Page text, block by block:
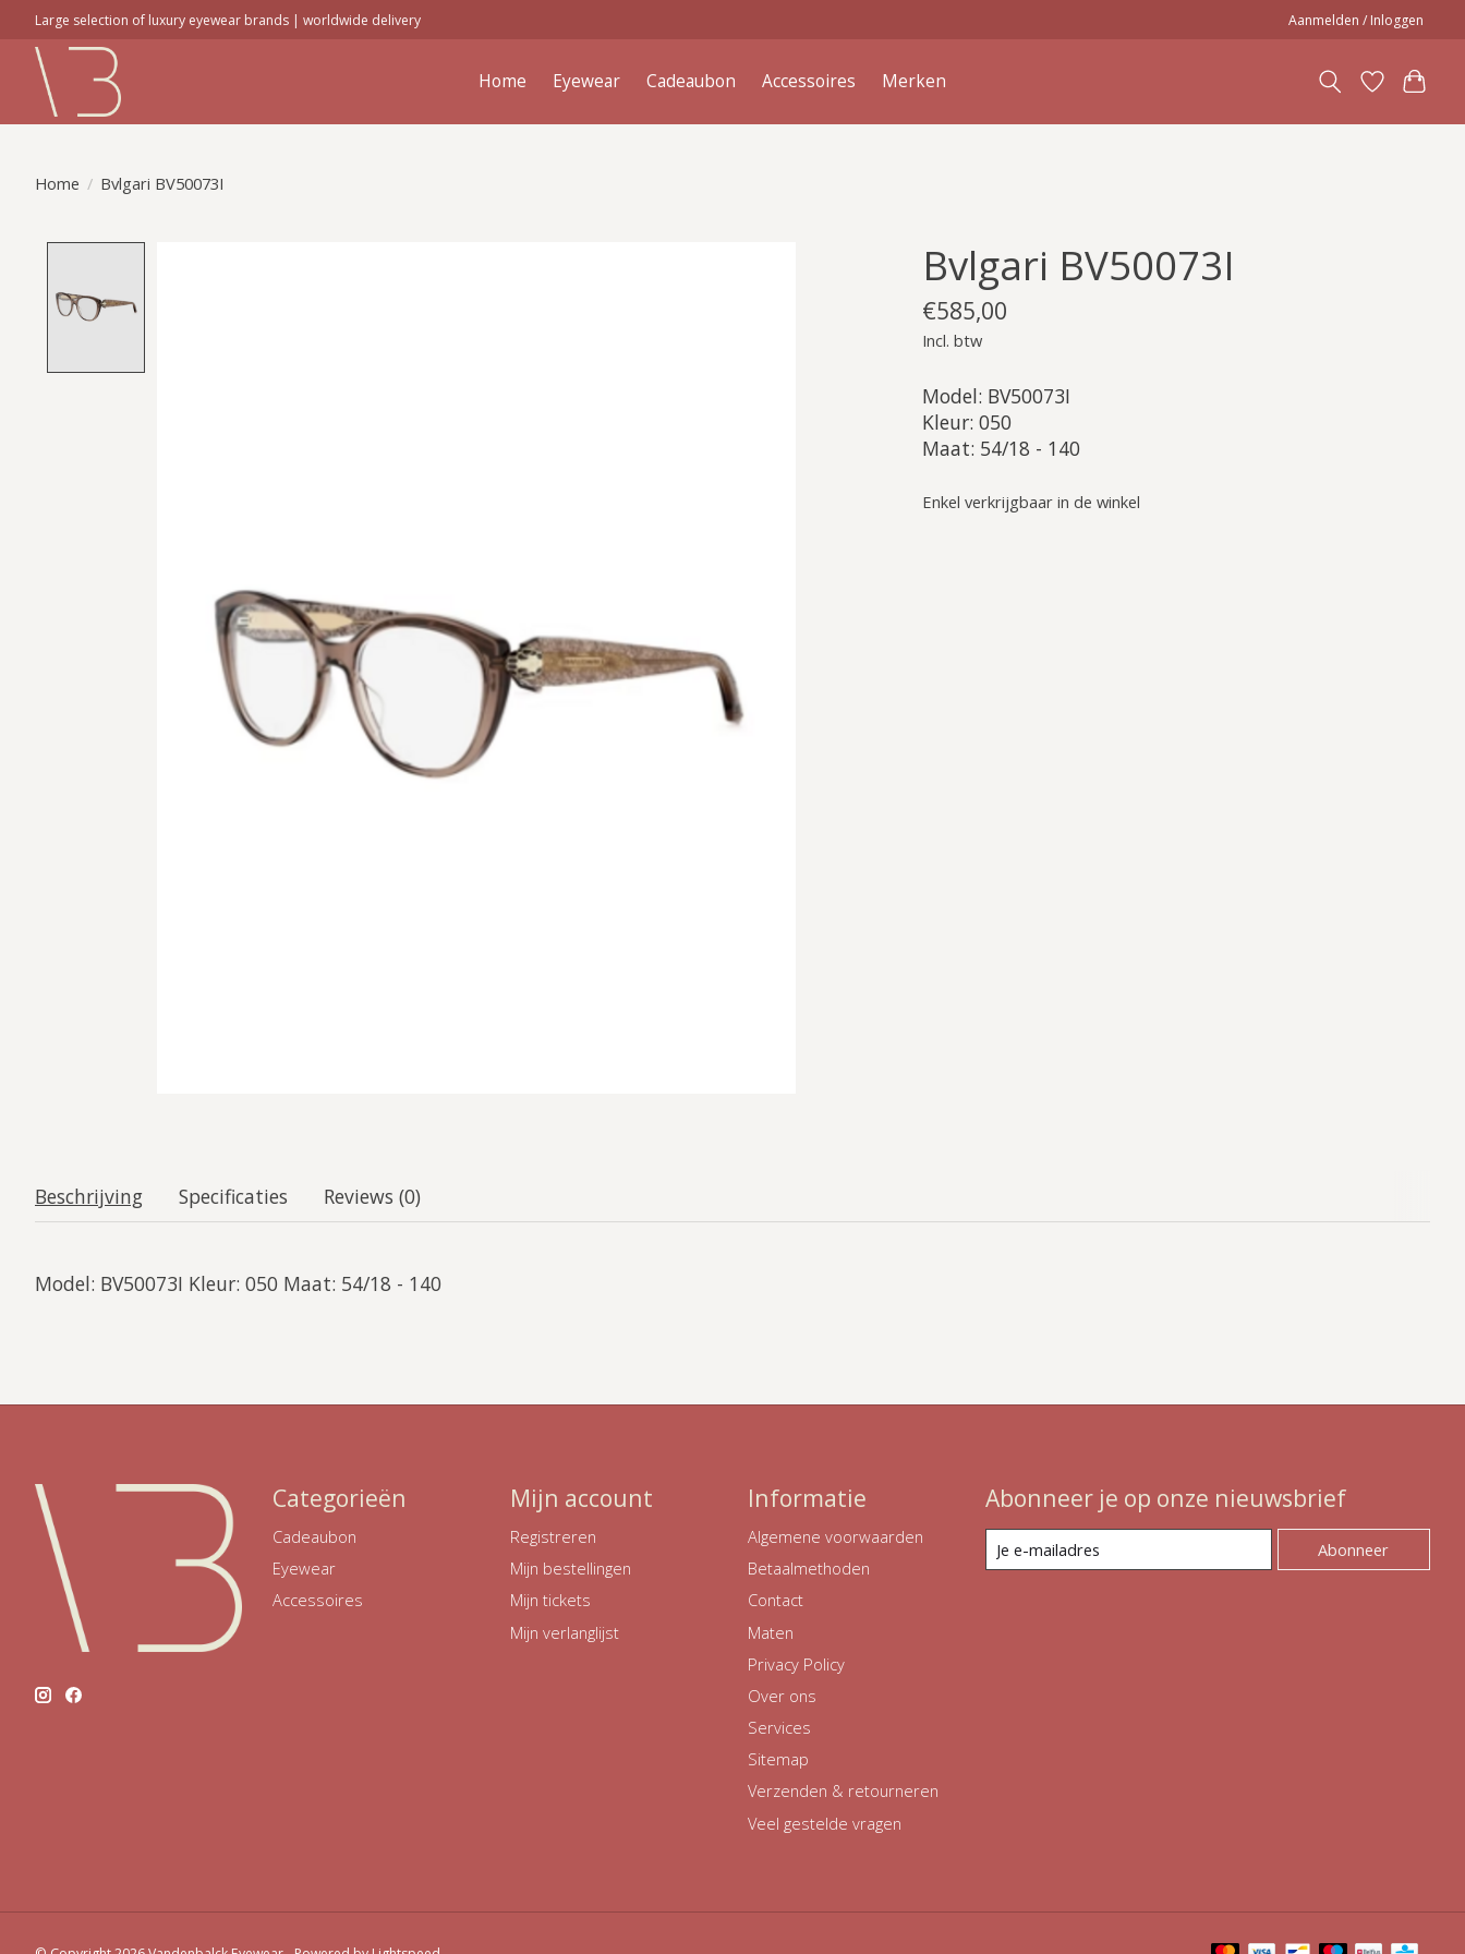
Large selection of luxury eyewear brands | worldwide delivery Aanmelden / Inloggen
Home Eyewear Cadeaubon Accessoires Merken
Home / Bvlgari BV50073I
Bvlgari BV50073I
€585,00
Incl. btw
Model: BV50073I
Kleur: 050
Maat: 54/18 - 140
Enkel verkrijgbaar in de winkel
Beschrijving Specificaties Reviews (0)
Model: BV50073I Kleur: 050 Maat: 54/18 - 140
Categorieën
Cadeaubon
Eyewear
Accessoires
Mijn account
Registreren
Mijn bestellingen
Mijn tickets
Mijn verlanglijst
Informatie
Algemene voorwaarden
Betaalmethoden
Contact
Maten
Privacy Policy
Over ons
Services
Sitemap
Verzenden & retourneren
Veel gestelde vragen
Abonneer je op onze nieuwsbrief
Abonneer